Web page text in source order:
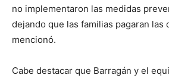
no implementaron las medidas
dejando que las familias pagaran las
mencionó.
Cabe destacar que Barragán y el